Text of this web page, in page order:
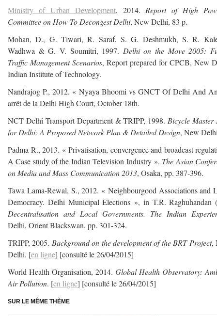
Ministry of Urban Development, 2014. Report of High
Committee on How To Decongest Delhi, New Delhi, 83 p.
Mohan, D., G. Tiwari, R. Saraf, S. G. Deshmukh, S. R.
Wadhwa & G. V. Soumitri, 1997. Delhi on the Move 2005:
Traffic Management Scenarios, Report prepared for CPCB, New
Indian Institute of Technology.
Nandrajog P., 2012. « Nyaya Bhoomi vs GNCT Of Delhi And
arrêt de la Delhi High Court, October 18th.
NCT Delhi Transport Department & TRIPP, 1998. Bicycle Master
for Delhi: A Proposed Network Plan & Detailed Design, New
Padma R., 2013. « Privatisation, convergence and broadcast
A Case study of the Indian Television Industry ». The Asian
on Media and Mass Communication 2013, Osaka, pp. 387-396.
Tawa Lama-Rewal, S., 2012. « Neighbourgood Associations and
Democracy. Delhi Municipal Elections », in T.R. Raghuhandan
Decentralisation and Local Governments. The Indian
Delhi, Orient Blackswan, pp. 301-324.
TRIPP, 2005. Background on the development of the BRT Project,
Delhi. [en ligne] [consulté le 26/04/2015]
World Health Organisation, 2014. Global Health Observatory:
Air Pollution. [en ligne] [consulté le 26/04/2015]
SUR LE MÊME THÈME